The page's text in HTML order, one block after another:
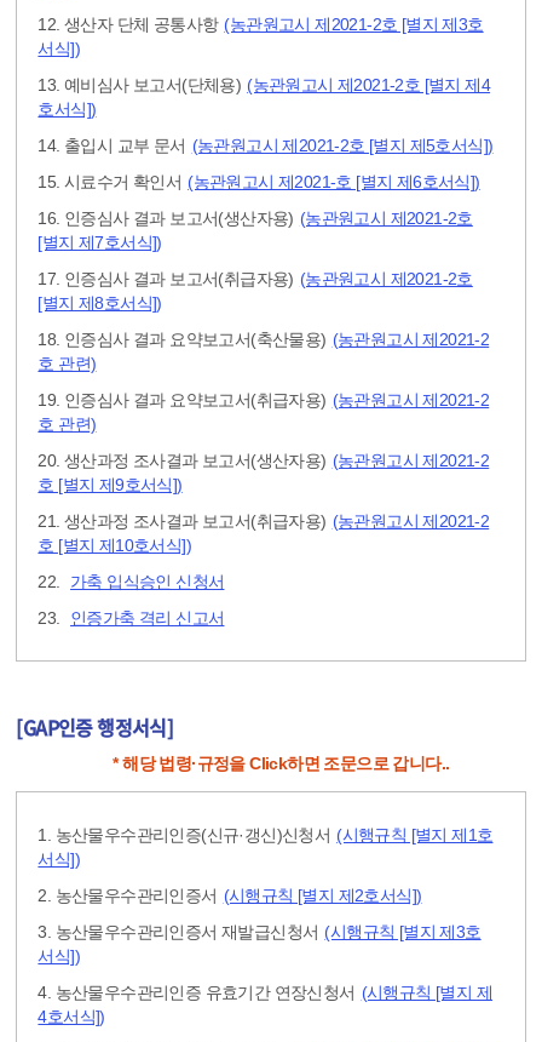
12. 생산자 단체 공통사항 (농관원고시 제2021-2호 [별지 제3호
서식])
13. 예비심사 보고서(단체용) (농관원고시 제2021-2호 [별지 제4
호서식])
14. 출입시 교부 문서 (농관원고시 제2021-2호 [별지 제5호서식])
15. 시료수거 확인서 (농관원고시 제2021-호 [별지 제6호서식])
16. 인증심사 결과 보고서(생산자용) (농관원고시 제2021-2호
[별지 제7호서식])
17. 인증심사 결과 보고서(취급자용) (농관원고시 제2021-2호
[별지 제8호서식])
18. 인증심사 결과 요약보고서(축산물용) (농관원고시 제2021-2
호 관련)
19. 인증심사 결과 요약보고서(취급자용) (농관원고시 제2021-2
호 관련)
20. 생산과정 조사결과 보고서(생산자용) (농관원고시 제2021-2
호 [별지 제9호서식])
21. 생산과정 조사결과 보고서(취급자용) (농관원고시 제2021-2
호 [별지 제10호서식])
22.
가축 입식승인 신청서
23.
인증가축 격리 신고서
[GAP인증 행정서식]
* 해당 법령·규정을 Click하면 조문으로 갑니다..
1. 농산물우수관리인증(신규·갱신)신청서 (시행규칙 [별지 제1호
서식])
2. 농산물우수관리인증서 (시행규칙 [별지 제2호서식])
3. 농산물우수관리인증서 재발급신청서 (시행규칙 [별지 제3호
서식])
4. 농산물우수관리인증 유효기간 연장신청서 (시행규칙 [별지 제
4호서식])